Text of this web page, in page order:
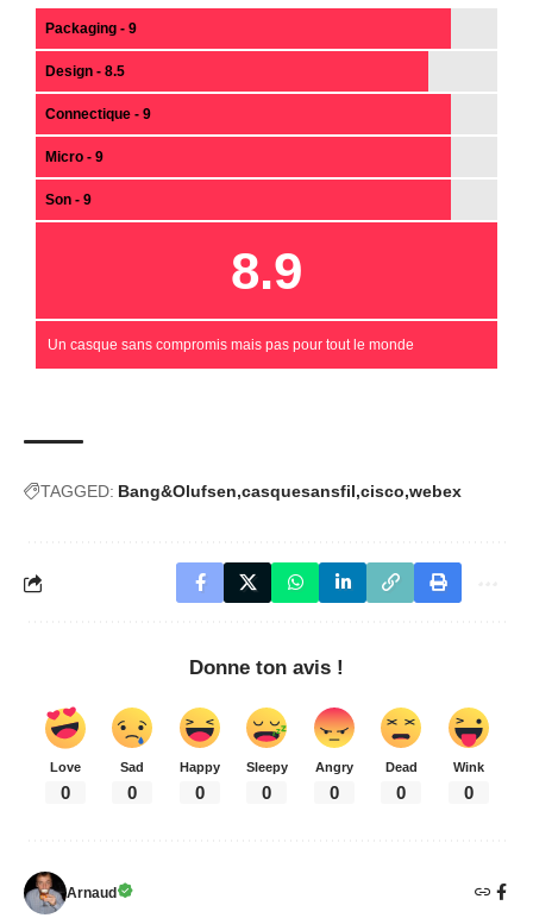
Packaging - 9
Design - 8.5
Connectique - 9
Micro - 9
Son - 9
8.9
Un casque sans compromis mais pas pour tout le monde
TAGGED: Bang&Olufsen casquesansfil cisco webex
Donne ton avis !
Love
0
Sad
0
Happy
0
Sleepy
0
Angry
0
Dead
0
Wink
0
Arnaud